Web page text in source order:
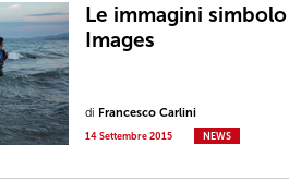
Le immagini
Images
di Francesco Carlini
14 Settembre 2015 NEWS